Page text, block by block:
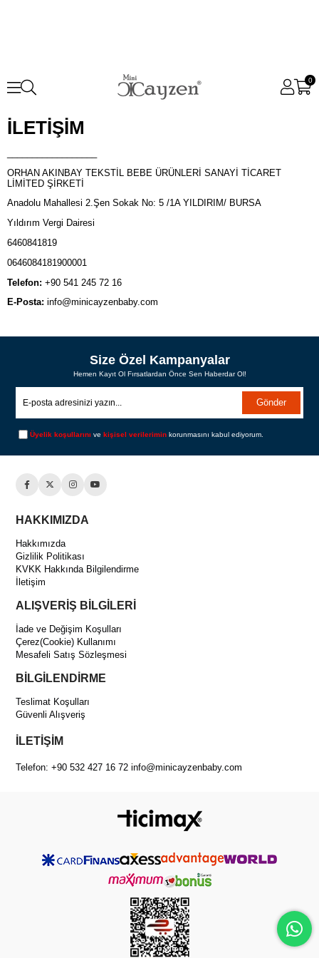
0
İLETİŞİM
ORHAN AKINBAY TEKSTİL BEBE ÜRÜNLERİ SANAYİ TİCARET
LİMİTED ŞİRKETİ
Anadolu Mahallesi 2.Şen Sokak No: 5 /1A YILDIRIM/ BURSA
Yıldırım Vergi Dairesi
6460841819
0646084181900001
Telefon: +90 541 245 72 16
E-Posta: info@minicayzenbaby.com
Size Özel Kampanyalar
Hemen Kayıt Ol Fırsatlardan Önce Sen Haberdar Ol!
Gönder
Üyelik koşullarını vekişisel verilerimin korunmasını kabul ediyorum.
HAKKIMIZDA
Hakkımızda
Gizlilik Politikası
KVKK Hakkında Bilgilendirme
İletişim
ALIŞVERİŞ BİLGİLERİ
İade ve Değişim Koşulları
Çerez(Cookie) Kullanımı
Mesafeli Satış Sözleşmesi
BİLGİLENDİRME
Teslimat Koşulları
Güvenli Alışveriş
İLETİŞİM
Telefon: +90 532 427 16 72info@minicayzenbaby.com